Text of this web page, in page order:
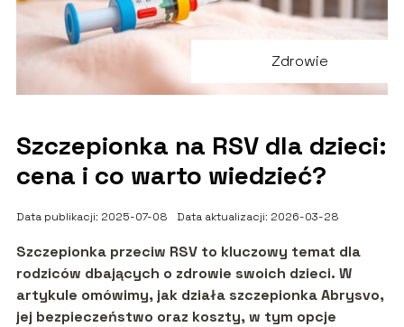
Zdrowie
Szczepionka na RSV dla dzieci:
cena i co warto wiedzieć?
Data publikacji: 2025-07-08 Data aktualizacji: 2026-03-28
Szczepionka przeciw RSV to kluczowy temat dla
rodziców dbających o zdrowie swoich dzieci. W
artykule omówimy, jak działa szczepionka Abrysvo,
jej bezpieczeństwo oraz koszty, w tym opcje